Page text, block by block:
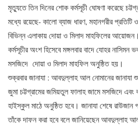
মৃত্যুতে তিন দিনের শোক কর্মসূচী ঘোষণা করেছে
মধ্যে রয়েছে- কালো ব্যাজ ধারণ, মহানগরীর
বিভিন্ন এলাকায় দোয়া ও মিলাদ মাহফিলের আয়োজন।
কর্মসূচীর অংশ হিসেবে মঙ্গলবার বাদে যোহর নাসিমন
মসজিদে দোয়া ও মিলাদ মাহফিল অনুষ্ঠিত হয়।
শুক্রবার জানাযা : আবদুল্লাহ আল নোমানের জানাযা
জুমা চট্টগ্রামের জমিয়তুল ফালাহ জামে মসজিদে এবং
হাইস্কুল মাঠে অনুষ্ঠিত হবে। জানাযা শেষে রাউজান
তাঁকে দাফন করা হবে বলে জানিয়েছেন আবদুল্লাহ